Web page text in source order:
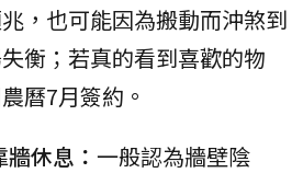
，也可能因為搬動而沖煞到
衡；若真的看到喜歡的物
曆7月簽約。
休息： 一般認為牆壁陰